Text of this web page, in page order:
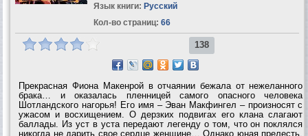
Язык книги: Русский
Кол-во страниц: 66
138
Прекрасная Фиона Макенрой в отчаянии бежала от нежеланного
брака… и оказалась пленницей самого опасного человека
Шотландского нагорья! Его имя – Эван Макфингел – произносят с
ужасом и восхищением. О дерзких подвигах его клана слагают
баллады. Из уст в уста передают легенду о том, что он поклялся
никогда не дарить свое сердце женщине… Однако юная прелесть,